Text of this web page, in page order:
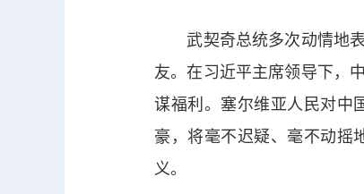
武契奇总统多次动情地表
友。在习近平主席领导下，
谋福利。塞尔维亚人民对中
豪，将毫不迟疑、毫不动摇
义。